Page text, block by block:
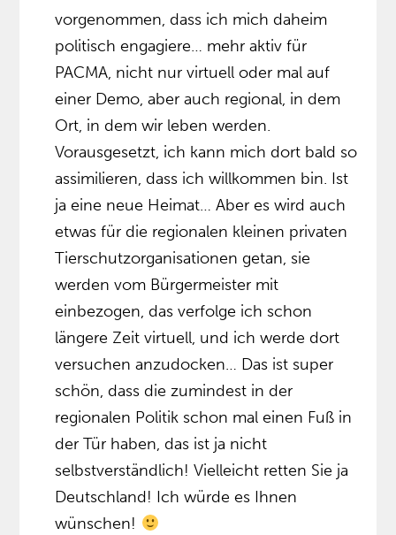
vorgenommen, dass ich mich daheim
politisch engagiere… mehr aktiv für
PACMA, nicht nur virtuell oder mal auf
einer Demo, aber auch regional, in dem
Ort, in dem wir leben werden.
Vorausgesetzt, ich kann mich dort bald so
assimilieren, dass ich willkommen bin. Ist
ja eine neue Heimat… Aber es wird auch
etwas für die regionalen kleinen privaten
Tierschutzorganisationen getan, sie
werden vom Bürgermeister mit
einbezogen, das verfolge ich schon
längere Zeit virtuell, und ich werde dort
versuchen anzudocken… Das ist super
schön, dass die zumindest in der
regionalen Politik schon mal einen Fuß in
der Tür haben, das ist ja nicht
selbstverständlich! Vielleicht retten Sie ja
Deutschland! Ich würde es Ihnen
wünschen!